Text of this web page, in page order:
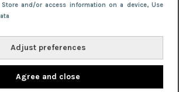
Store and/or access information on a device, Use
Adjust preferences
Agree and close
benen onder je jurk: ontharen